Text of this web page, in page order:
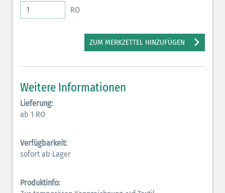
RO
ZUM MERKZETTEL HINZUFÜGEN
Weitere Informationen
Lieferung:
ab 1 RO
Verfügbarkeit:
sofort ab Lager
Produktinfo: